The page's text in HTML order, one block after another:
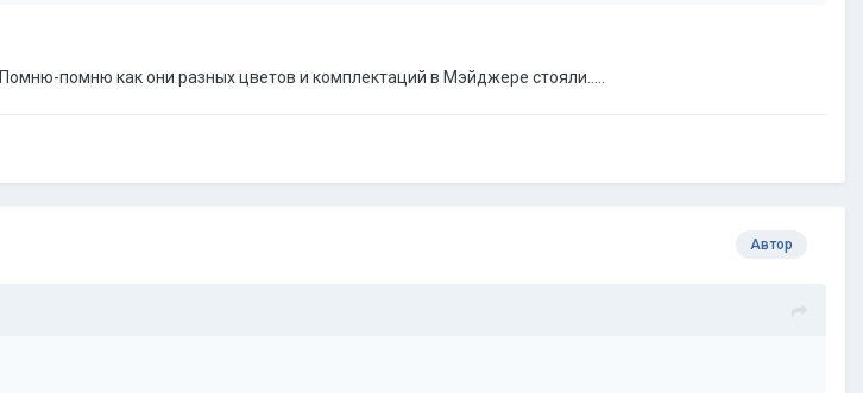
помню как они разных цветов и комплектаций в Мэйджере стояли.....
Автор